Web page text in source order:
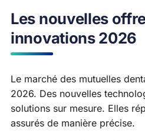
Les nouvelles
innovations 2026
Le marché des mutuelles
2026. Des nouvelles
solutions sur mesure. Elles
assurés de manière précise.